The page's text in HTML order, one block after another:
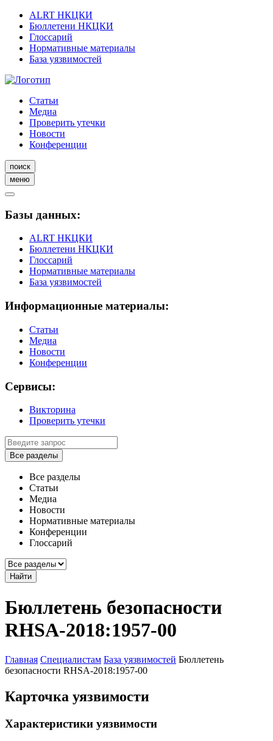
ALRT НКЦКИ
Бюллетени НКЦКИ
Глоссарий
Нормативные материалы
База уязвимостей
Статьи
Медиа
Проверить утечки
Новости
Конференции
поиск
меню
Базы данных:
ALRT НКЦКИ
Бюллетени НКЦКИ
Глоссарий
Нормативные материалы
База уязвимостей
Информационные материалы:
Статьи
Медиа
Новости
Конференции
Сервисы:
Викторина
Проверить утечки
Все разделы
Все разделы
Статьи
Медиа
Новости
Нормативные материалы
Конференции
Глоссарий
Найти
Бюллетень безопасности
RHSA-2018:1957-00
Главная Специалистам База уязвимостей Бюллетень
безопасности RHSA-2018:1957-00
Карточка уязвимости
Характеристики уязвимости